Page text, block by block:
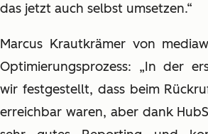
das jetzt auch selbst umsetzen.“
Marcus Krautkrämer von
Optimierungsprozess: „In der
wir festgestellt, dass beim
erreichbar waren, aber dank